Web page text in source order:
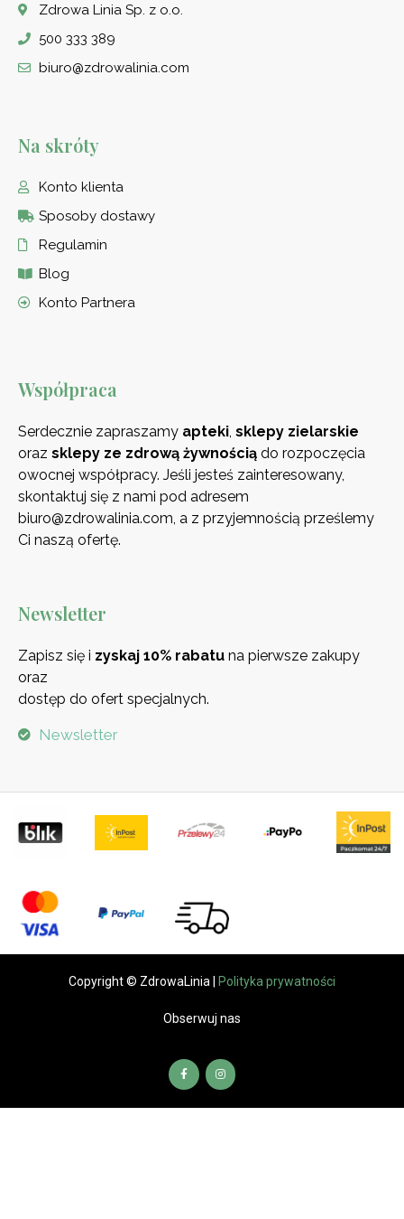
Zdrowa Linia Sp. z o.o.
500 333 389
biuro@zdrowalinia.com
Na skróty
Konto klienta
Sposoby dostawy
Regulamin
Blog
Konto Partnera
Współpraca
Serdecznie zapraszamy apteki sklepy zielarskie
oraz sklepy ze zdrową żywnością do rozpoczęcia
owocnej współpracy. Jeśli jesteś zainteresowany,
skontaktuj się z nami pod adresem
biuro@zdrowalinia.com, a z przyjemnością prześlemy
Ci naszą ofertę.
Newsletter
Zapisz się i zyskaj 10% rabatu na pierwsze zakupy
oraz
dostęp do ofert specjalnych.
Newsletter
Copyright © ZdrowaLinia | Polityka prywatności
Obserwuj nas